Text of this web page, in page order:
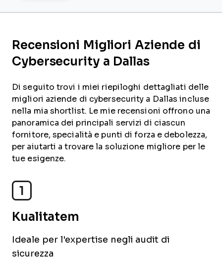
Recensioni Migliori Aziende di
Cybersecurity a Dallas
Di seguito trovi i miei riepiloghi dettagliati delle
migliori aziende di cybersecurity a Dallas incluse
nella mia shortlist. Le mie recensioni offrono una
panoramica dei principali servizi di ciascun
fornitore, specialità e punti di forza e debolezza,
per aiutarti a trovare la soluzione migliore per le
tue esigenze.
1
Kualitatem
Ideale per l'expertise negli audit di
sicurezza